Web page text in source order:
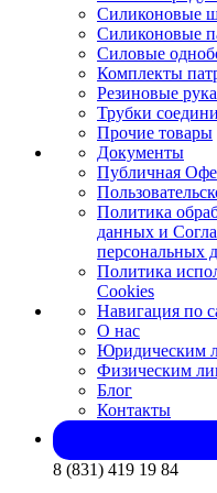
Силиконовые
Силиконовые
Силовые
Комплекты
Резиновые
Трубки
Прочие товары
Документы
Публичная
Политика
данных и
персональных
Политика
Cookies
Навигация по
О нас
Юридическим
Физическим
Блог
Контакты
8 (831) 419 19 84